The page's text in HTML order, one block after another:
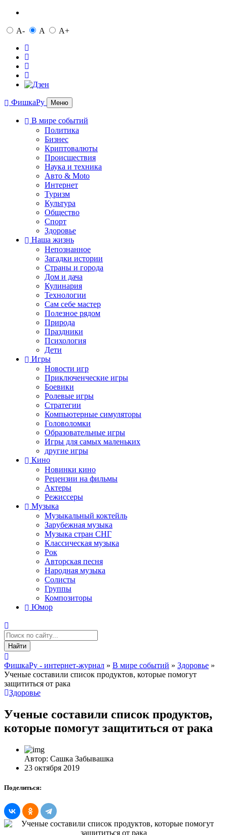
A- A A+
ФишкаРу Меню
В мире событий
Политика
Бизнес
Криптовалюты
Происшествия
Наука и техника
Авто & Moto
Интернет
Туризм
Культура
Общество
Спорт
Здоровье
Наша жизнь
Непознанное
Загадки истории
Страны и города
Дом и дача
Кулинария
Технологии
Сам себе мастер
Полезное рядом
Природа
Праздники
Психология
Дети
Игры
Новости игр
Приключенческие игры
Боевики
Ролевые игры
Стратегии
Компьютерные симуляторы
Головоломки
Образовательные игры
Игры для самых маленьких
другие игры
Кино
Новинки кино
Рецензии на фильмы
Актеры
Режиссеры
Музыка
Музыкальный коктейль
Зарубежная музыка
Музыка стран СНГ
Классическая музыка
Рок
Авторская песня
Народная музыка
Солисты
Группы
Композиторы
Юмор
Найти
ФишкаРу - интернет-журнал » В мире событий » Здоровье »
Ученые составили список продуктов, которые помогут
защититься от рака
Здоровье
Ученые составили список продуктов,
которые помогут защититься от рака
Автор: Сашка Забывашка
23 октября 2019
Поделиться: